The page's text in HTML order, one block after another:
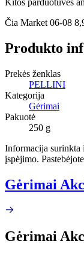
Čia Market 06-08
Produkto
Prekės ženklas
PELLINI
Kategorija
Gėrimai
Pakuotė
250 g
Informacija
įspėjimo.
Gėrimai
Gėrimai